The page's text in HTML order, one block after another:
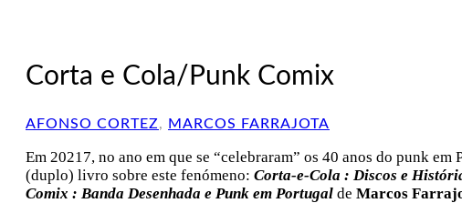
Corta e Cola/Punk Comix
AFONSO CORTEZ, MARCOS FARRAJOTA
Em 20217, no ano em que se “celebraram” os 40 anos do punk
(duplo) livro sobre este fenómeno: Corta-e-Cola : Discos e
Comix : Banda Desenhada e Punk em Portugal de Marcos